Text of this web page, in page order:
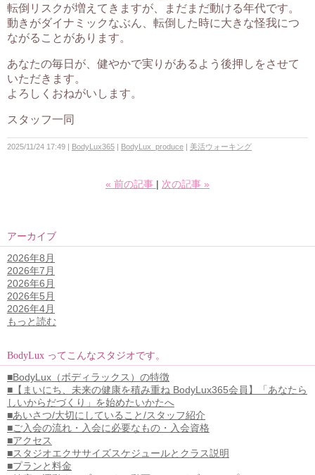
転倒リスクが増えてきますが、まだまだ動ける年代です。
動きがダイナミックなぶん、転倒した時に大きな怪我につ
ながることがあります。
あなたの毎日が、健やかで実りがあるよう後押しをさせて
いただきます。
よろしくおねがいします。
スタッフ一同
2025/11/24 17:49 BodyLux365 BodyLux_produce 美活ウォーキング
« 前の記事 次の記事 »
アーカイブ
2026年8月
2026年7月
2026年6月
2026年5月
2026年4月
もっと読む
BodyLux ってこんなスタジオです。
■BodyLux（ボディラックス）の特徴
■【まいにち、未来の健康を積み重ね BodyLux365会員】「あなたら
しいからだづくり」を始めたいかたへ
■あいさつ/大切にしていること/スタッフ紹介
■ご入会の流れ・入会に必要なもの・入会資格
■アクセス
■スタジオエクササイズスケジュールとクラス説明
■プランと料金